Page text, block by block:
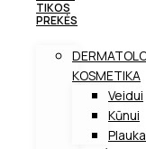
TIKOS
PREKĖS
KOSMETIKA
Veidui
Kūnui